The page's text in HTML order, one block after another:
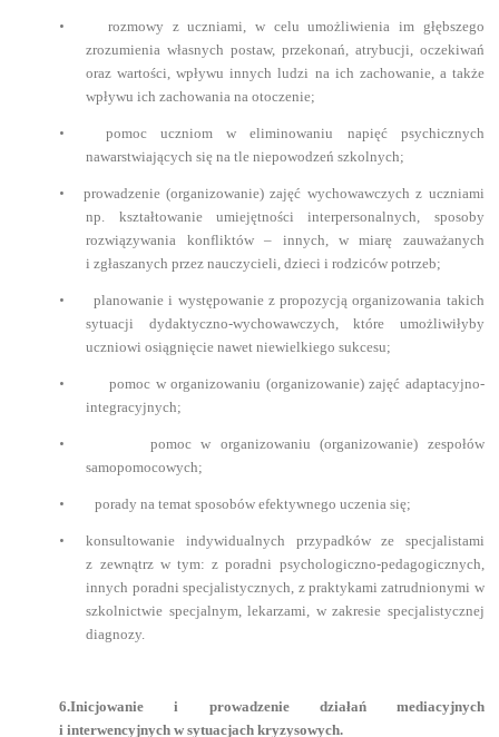
•
rozmowy z uczniami, w celu umożliwienia im głębszego
zrozumienia własnych postaw, przekonań, atrybucji, oczekiwań
oraz wartości, wpływu innych ludzi na ich zachowanie, a także
wpływu ich zachowania na otoczenie;
•
pomoc uczniom w eliminowaniu napięć psychicznych
nawarstwiających się na tle niepowodzeń szkolnych;
•
prowadzenie (organizowanie) zajęć wychowawczych z uczniami
np. kształtowanie umiejętności interpersonalnych, sposoby
rozwiązywania konfliktów – innych, w miarę zauważanych
i zgłaszanych przez nauczycieli, dzieci i rodziców potrzeb;
• planowanie i występowanie z propozycją organizowania takich
sytuacji dydaktyczno-wychowawczych, które umożliwiłyby
uczniowi osiągnięcie nawet niewielkiego sukcesu;
•pomoc w organizowaniu (organizowanie) zajęć adaptacyjno-
integracyjnych;
•
pomoc w organizowaniu (organizowanie) zespołów
samopomocowych;
•porady na temat sposobów efektywnego uczenia się;
•konsultowanie indywidualnych przypadków ze specjalistami
z zewnątrz w tym: z poradni psychologiczno-pedagogicznych,
innych poradni specjalistycznych, z praktykami zatrudnionymi w
szkolnictwie specjalnym, lekarzami, w zakresie specjalistycznej
diagnozy.
6.Inicjowanie i prowadzenie działań mediacyjnych
i interwencyjnych w sytuacjach kryzysowych.